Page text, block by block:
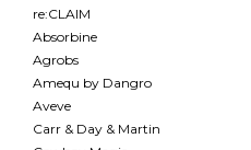
re:CLAIM
Absorbine
Agrobs
Amequ by Dangro
Aveve
Carr & Day & Martin